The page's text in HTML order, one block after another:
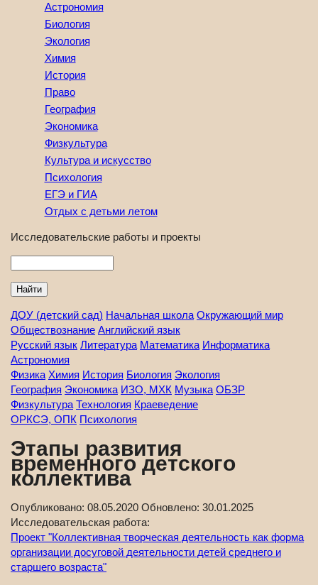
Астрономия
Биология
Экология
Химия
История
Право
География
Экономика
Физкультура
Культура и искусство
Психология
ЕГЭ и ГИА
Отдых с детьми летом
Исследовательские работы и проекты
ДОУ (детский сад) Начальная школа Окружающий мир
Обществознание Английский язык
Русский язык Литература Математика Информатика
Астрономия
Физика Химия История Биология Экология
География Экономика ИЗО, МХК Музыка ОБЗР
Физкультура Технология Краеведение
ОРКСЭ, ОПК Психология
Этапы развития
временного детского
коллектива
Опубликовано: 08.05.2020 Обновлено: 30.01.2025
Исследовательская работа:
Проект "Коллективная творческая деятельность как форма
организации досуговой деятельности детей среднего и
старшего возраста"